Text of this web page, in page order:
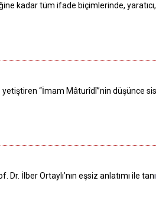
kadar tüm ifade biçimlerinde,
“İmam Mâturîdî”nin düşünce
İlber Ortaylı’nın eşsiz anlatımı ile tanı